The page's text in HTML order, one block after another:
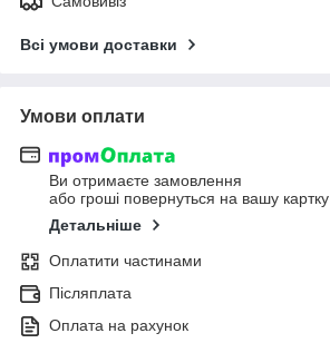
Всі умови доставки
Умови оплати
Ви отримаєте замовлення
або гроші повернуться на вашу картку
Детальніше
Оплатити частинами
Післяплата
Оплата на рахунок